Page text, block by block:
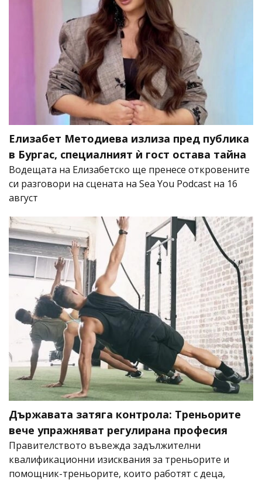
Елизабет Методиева излиза пред публика
в Бургас, специалният ѝ гост остава тайна
Водещата на Елизабетско ще пренесе откровените
си разговори на сцената на Sea You Podcast на 16
август
Държавата затяга контрола: Треньорите
вече упражняват регулирана професия
Правителството въвежда задължителни
квалификационни изисквания за треньорите и
помощник-треньорите, които работят с деца,